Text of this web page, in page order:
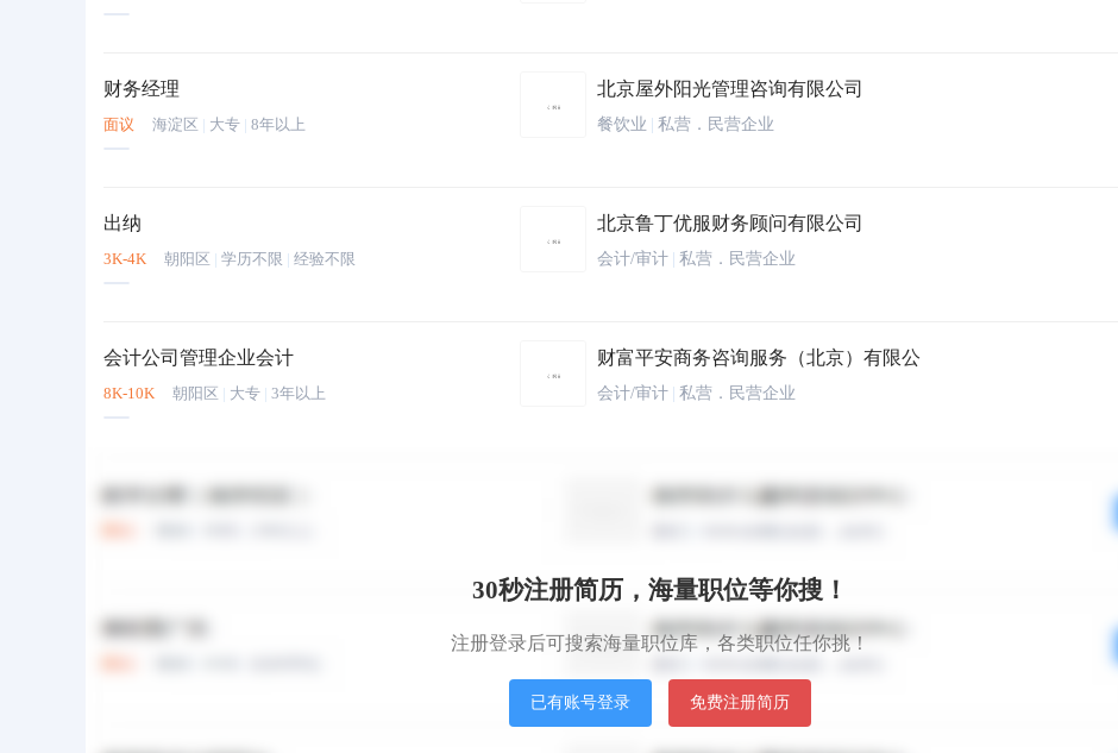
财务经理
面议 海淀区 | 大专 | 8年以上
北京屋外阳光管理咨询有限公司
餐饮业 私营．民营企业
出纳
3K-4K 朝阳区 | 学历不限 | 经验不限
北京鲁丁优服财务顾问有限公司
会计/审计 私营．民营企业
会计公司管理企业会计
8K-10K 朝阳区 | 大专 | 3年以上
财富平安商务咨询服务（北京）有限公
会计/审计 私营．民营企业
财务招聘 冠群驰骋投资管理(北京)有限公司
财务会计 北京小迈宅配国际贸易有限公司
30秒注册简历，海量职位等你搜！
注册登录后可搜索海量职位库，各类职位任你挑！
已有账号登录 免费注册简历